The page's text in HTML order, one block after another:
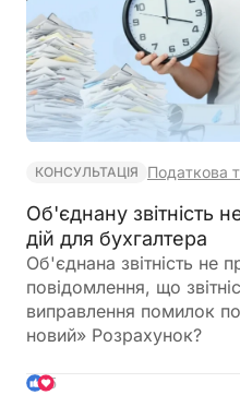
КОНСУЛЬТАЦІЯ Податкова
Об'єднану звітність
дій для бухгалтера
Об'єднана звітність не прийнята. Прийшло
повідомлення, що
виправлення помилок
новий» Розрахунок?
5